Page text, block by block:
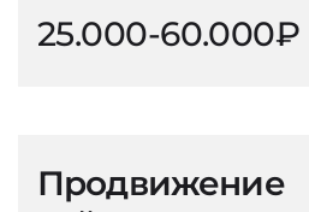
25.000-60.000₽
Продвижение